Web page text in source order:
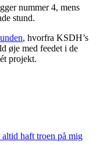
nummer 4, mens
stund.
, hvorfra KSDH’s
øje med feedet i de
projekt.
altid haft troen på mig